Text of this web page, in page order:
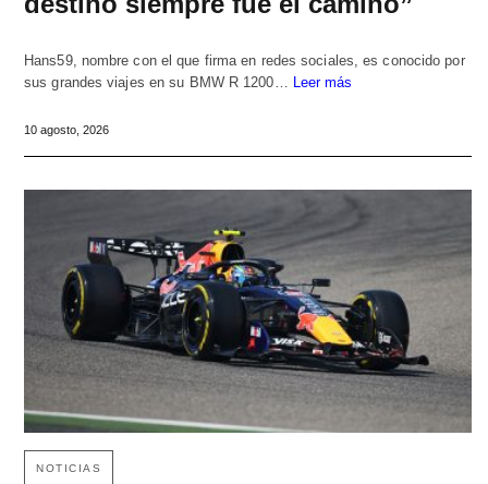
Hans59, nombre con el que firma en redes sociales, es conocido por
sus grandes viajes en su BMW R 1200… Leer más
10 agosto, 2026
NOTICIAS